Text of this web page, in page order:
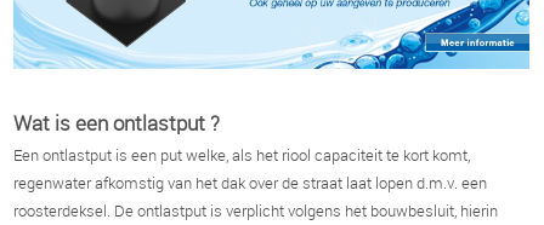
Wat is een ontlastput ?
Een ontlastput is een put welke, als het riool capaciteit te kort komt,
regenwater afkomstig van het dak over de straat laat lopen d.m.v. een
roosterdeksel. De ontlastput is verplicht volgens het bouwbesluit, hierin